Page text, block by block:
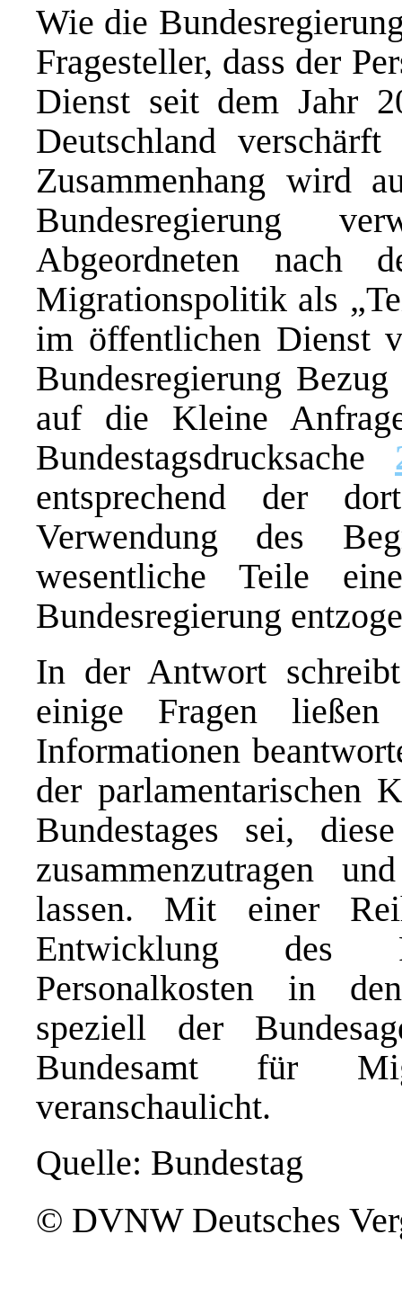
Wie die
Fragesteller, dass der
Dienst seit dem Jahr
Deutschland
Zusammenhang wird
Bundesregierung
Abgeordneten
Migrationspolitik als
im öffentlichen Dienst
Bundesregierung
auf die Kleine
Bundestagsdrucksache
entsprechend der
Verwendung des
wesentliche Teile
Bundesregierung
In der Antwort
einige Fragen
Informationen
der parlamentarischen
Bundestages sei,
zusammenzutragen
lassen. Mit einer
Entwicklung des
Personalkosten in
speziell der
Bundesamt für
veranschaulicht.
Quelle: Bundestag